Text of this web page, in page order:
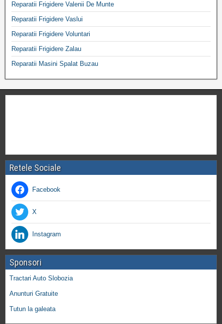
Reparatii Frigidere Valenii De Munte
Reparatii Frigidere Vaslui
Reparatii Frigidere Voluntari
Reparatii Frigidere Zalau
Reparatii Masini Spalat Buzau
Retele Sociale
Facebook
X
Instagram
Sponsori
Tractari Auto Slobozia
Anunturi Gratuite
Tutun la galeata